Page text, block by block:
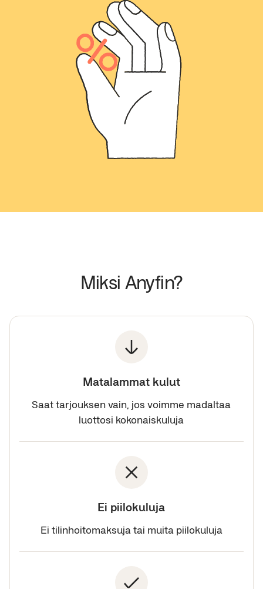
Miksi Anyfin?
Matalammat kulut
Saat tarjouksen vain, jos voimme madaltaa
luottosi kokonaiskuluja
Ei piilokuluja
Ei tilinhoitomaksuja tai muita piilokuluja